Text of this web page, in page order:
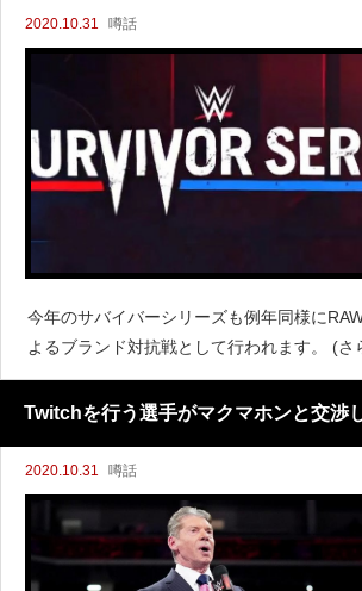
2020.10.31 噂話
今年のサバイバーシリーズも例年同様に
よるブランド対抗戦として行われます。 (さ
Twitchを行う選手がマクマホンと交渉
2020.10.31 噂話